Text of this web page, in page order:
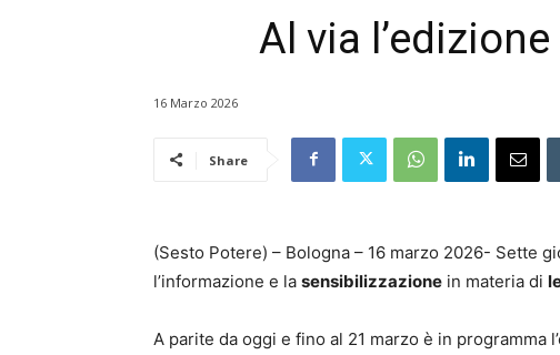
Al via
16 Marzo 2026
Share
(Sesto Potere) – Bologna – 16 marzo 2026- Sette
l’informazione e la sensibilizzazione in materia di
A parite da oggi e fino al 21 marzo è in programma